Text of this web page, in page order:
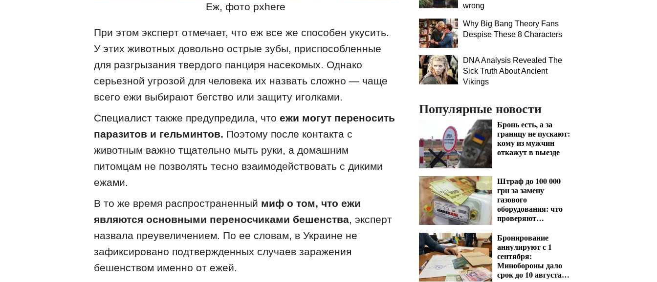
Еж, фото pxhere
При этом эксперт отмечает, что еж все же способен укусить.
У этих животных довольно острые зубы, приспособленные
для разгрызания твердого панциря насекомых. Однако
серьезной угрозой для человека их назвать сложно — чаще
всего ежи выбирают бегство или защиту иголками.
Специалист также предупредила, что ежи могут переносить
паразитов и гельминтов. Поэтому после контакта с
животным важно тщательно мыть руки, а домашним
питомцам не позволять тесно взаимодействовать с дикими
ежами.
В то же время распространенный миф о том, что ежи
являются основными переносчиками бешенства, эксперт
назвала преувеличением. По ее словам, в Украине не
зафиксировано подтвержденных случаев заражения
бешенством именно от ежей.
wrong
Why Big Bang Theory Fans
Despise These 8 Characters
DNA Analysis Revealed The
Sick Truth About Ancient
Vikings
Популярные новости
Бронь есть, а за
границу не пускают:
кому из мужчин
откажут в выезде
Штраф до 100 000
грн за замену
газового
оборудования: что
проверяют
Бронирование
аннулируют с 1
сентября:
Минобороны дало
срок до 10 августа